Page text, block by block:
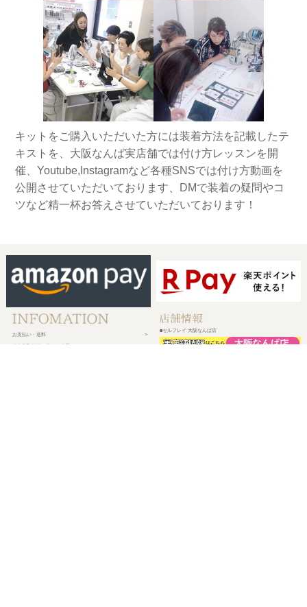
キットをご購入いただいた方には装着方法を記載したテ
キストを、大阪なんば実店舗では付け方レッスンを開
催、Youtube,Instagramなど各種SNSでは付け方動画を
公開させていただいております、DMで装着の疑問やコ
ツなど精一杯お答えさせていただいております！
お支払い・送料
特定商取引法に基づく表示
■セルフレイ 大阪なんば店